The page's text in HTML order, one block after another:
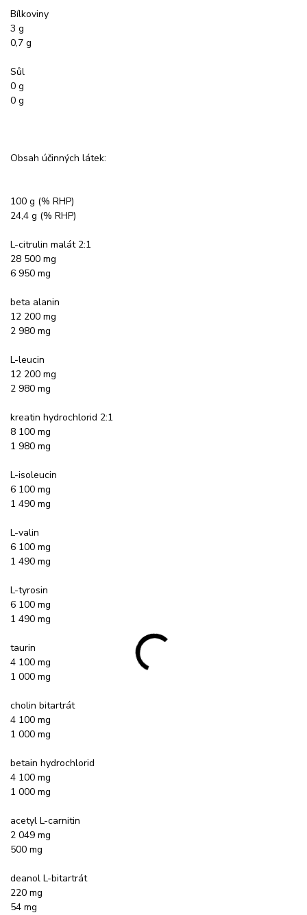
Bílkoviny
3 g
0,7 g
Sůl
0 g
0 g
Obsah účinných látek:
100 g (% RHP)
24,4 g (% RHP)
L-citrulin malát 2:1
28 500 mg
6 950 mg
beta alanin
12 200 mg
2 980 mg
L-leucin
12 200 mg
2 980 mg
kreatin hydrochlorid 2:1
8 100 mg
1 980 mg
L-isoleucin
6 100 mg
1 490 mg
L-valin
6 100 mg
1 490 mg
L-tyrosin
6 100 mg
1 490 mg
taurin
4 100 mg
1 000 mg
cholin bitartrát
4 100 mg
1 000 mg
betain hydrochlorid
4 100 mg
1 000 mg
acetyl L-carnitin
2 049 mg
500 mg
deanol L-bitartrát
220 mg
54 mg